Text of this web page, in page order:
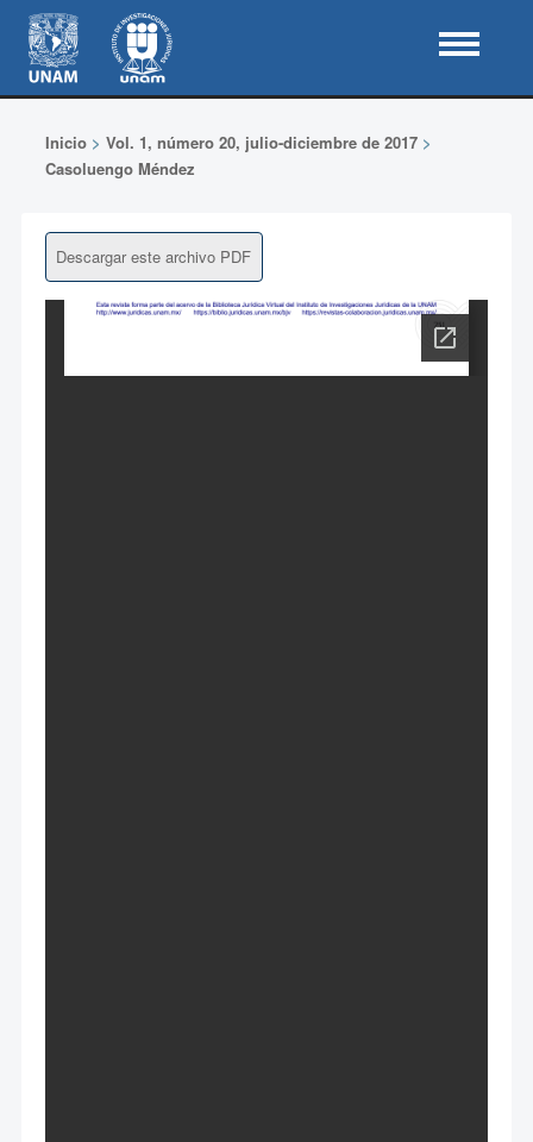
Inicio> Vol. 1, número 20, julio-diciembre de 2017>
Casoluengo Méndez
Descargar este archivo PDF